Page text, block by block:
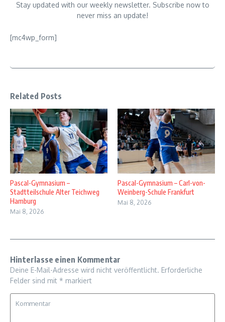
Stay updated with our weekly newsletter. Subscribe now to
never miss an update!
[mc4wp_form]
Related Posts
Pascal-Gymnasium –
Stadtteilschule Alter Teichweg
Hamburg
Mai 8, 2026
Pascal-Gymnasium – Carl-von-
Weinberg-Schule Frankfurt
Mai 8, 2026
Hinterlasse einen Kommentar
Deine E-Mail-Adresse wird nicht veröffentlicht. Erforderliche
Felder sind mit * markiert